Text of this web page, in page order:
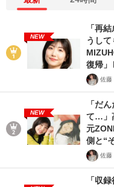
NEW
「再
うし
復帰」
佐藤
NEW
「だ
て…」
元
側と“
佐藤
「収